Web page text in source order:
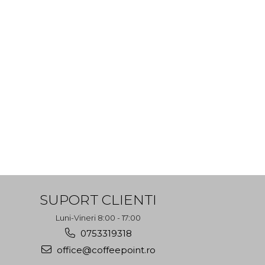
SUPORT CLIENTI
Luni-Vineri 8:00 - 17:00
0753319318
office@coffeepoint.ro